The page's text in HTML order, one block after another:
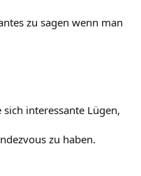
zu sagen wenn man
interessante Lügen,
zu haben.